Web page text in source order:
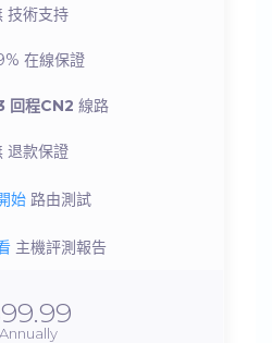
技術支持
在線保證
回程CN2 線路
退款保證
始 路由測試
主機評測報告
Annually